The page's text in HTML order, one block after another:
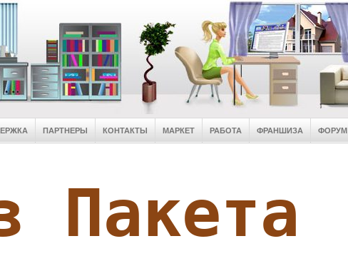
ПАРТНЕРЫ КОНТАКТЫ МАРКЕТ РАБОТА ФРАНШИЗА ФОРУМ
Пакета